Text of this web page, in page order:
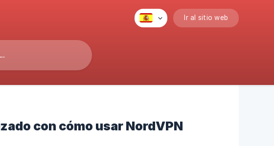
Ir al sitio web
con cómo usar NordVPN